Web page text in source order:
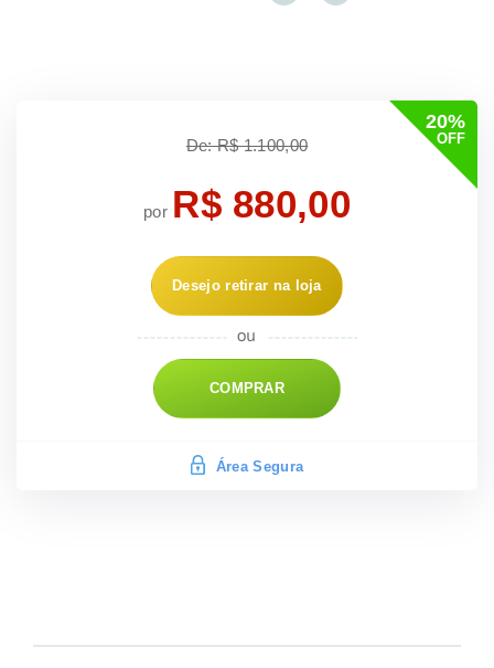
20%
OFF
De: R$ 1.100,00
por R$ 880,00
Desejo retirar na loja
COMPRAR
Área Segura